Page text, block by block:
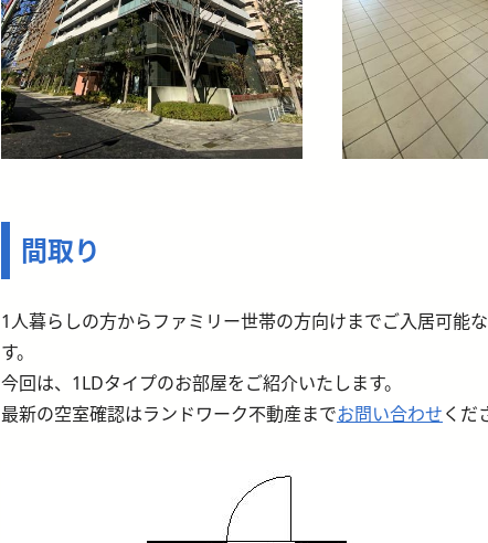
間取り
1人暮らしの方からファミリー世帯の方向けまでご入居可能
す。
今回は、1LDタイプのお部屋をご紹介いたします。
最新の空室確認はランドワーク不動産までお問い合わせくだ